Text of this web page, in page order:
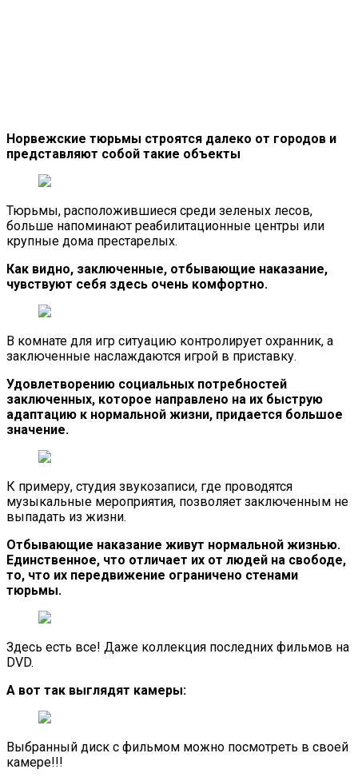
Норвежские тюрьмы строятся далеко от городов и
представляют собой такие объекты
Тюрьмы, расположившиеся среди зеленых лесов,
больше напоминают реабилитационные центры или
крупные дома престарелых.
Как видно, заключенные, отбывающие наказание,
чувствуют себя здесь очень комфортно.
В комнате для игр ситуацию контролирует охранник, а
заключенные наслаждаются игрой в приставку.
Удовлетворению социальных потребностей
заключенных, которое направлено на их быструю
адаптацию к нормальной жизни, придается большое
значение.
К примеру, студия звукозаписи, где проводятся
музыкальные мероприятия, позволяет заключенным не
выпадать из жизни.
Отбывающие наказание живут нормальной жизнью.
Единственное, что отличает их от людей на свободе,
то, что их передвижение ограничено стенами
тюрьмы.
Здесь есть все! Даже коллекция последних фильмов на
DVD.
А вот так выглядят камеры:
Выбранный диск с фильмом можно посмотреть в своей
камере!!!